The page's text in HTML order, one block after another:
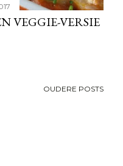
VEGGIE-VERSIE
OUDERE POSTS